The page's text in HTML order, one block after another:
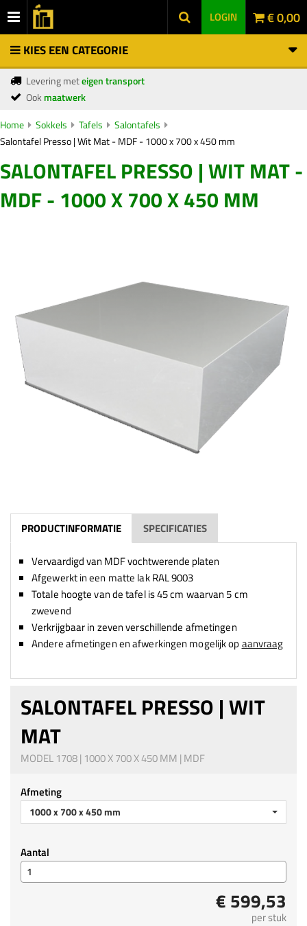
LOGIN € 0,00
KIES EEN CATEGORIE
Levering meteigen transport
Ookmaatwerk
Home Sokkels Tafels
Salontafels
Salontafel Presso | Wit Mat - MDF - 1000 x 700 x 450 mm
SALONTAFEL PRESSO | WIT MAT -
MDF - 1000 X 700 X 450 MM
PRODUCTINFORMATIE SPECIFICATIES
Vervaardigd van MDF vochtwerende platen
Afgewerkt in een matte lak RAL 9003
Totale hoogte van de tafel is 45 cm waarvan 5 cm
zwevend
Verkrijgbaar in zeven verschillende afmetingen
Andere afmetingen en afwerkingen mogelijk opaanvraag
SALONTAFEL PRESSO | WIT
MAT
MODEL 1708 | 1000 X 700 X 450 MM | MDF
Afmeting
1000 x 700 x 450 mm
Aantal
€ 599,53
per stuk